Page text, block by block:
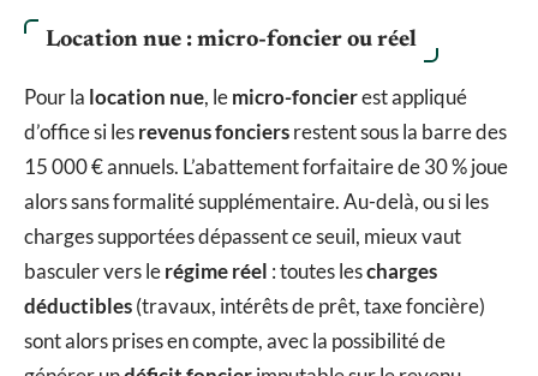
Location nue : micro-foncier ou réel
Pour la location nue, lemicro-foncierest appliqué
d’office si lesrevenus fonciersrestent sous la barre des
15 000 € annuels. L’abattement forfaitaire de 30 % joue
alors sans formalité supplémentaire. Au-delà, ou si les
charges supportées dépassent ce seuil, mieux vaut
basculer vers lerégime réel : toutes lescharges
déductibles(travaux, intérêts de prêt, taxe foncière)
sont alors prises en compte, avec la possibilité de